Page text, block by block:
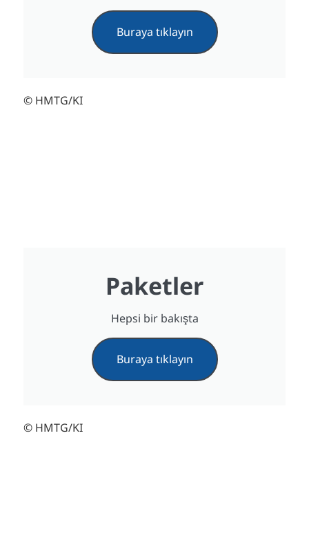
Buraya tıklayın
© HMTG/KI
Paketler
Hepsi bir bakışta
Buraya tıklayın
© HMTG/KI